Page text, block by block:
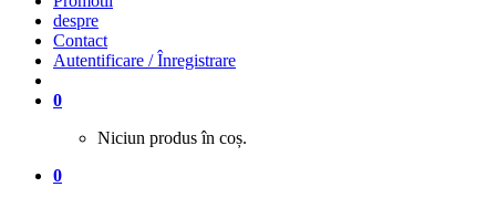
despre
Contact
Autentificare / Înregistrare
0
Niciun produs în coș.
0